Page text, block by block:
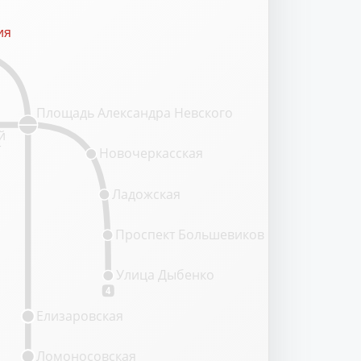
4
Площадь Александра Невского
Новочеркасская
Ладожская
Проспект Большевиков
Улица Дыбенко
Ломоносовская
Елизаровская